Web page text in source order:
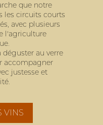
que notre
les circuits courts
avec plusieurs
l'agriculture
déguster au verre
accompagner
justesse et
VINS